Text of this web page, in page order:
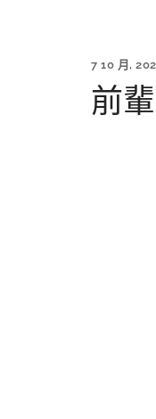
7 10 月,
前